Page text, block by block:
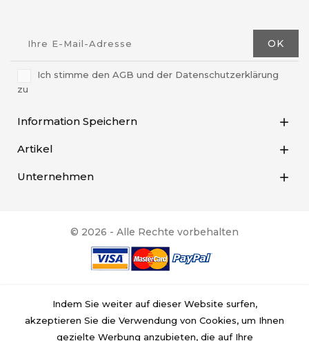
Ich stimme den AGB und der Datenschutzerklärung
zu
Information Speichern 
Artikel 
Unternehmen 
© 2026 - Alle Rechte vorbehalten
Indem Sie weiter auf dieser Website surfen,
akzeptieren Sie die Verwendung von Cookies, um Ihnen
gezielte Werbung anzubieten, die auf Ihre